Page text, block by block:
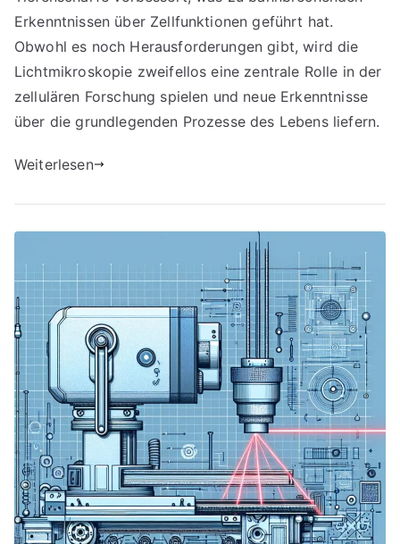
Erkenntnissen über Zellfunktionen geführt hat.
Obwohl es noch Herausforderungen gibt, wird die
Lichtmikroskopie zweifellos eine zentrale Rolle in der
zellulären Forschung spielen und neue Erkenntnisse
über die grundlegenden Prozesse des Lebens liefern.
Weiterlesen